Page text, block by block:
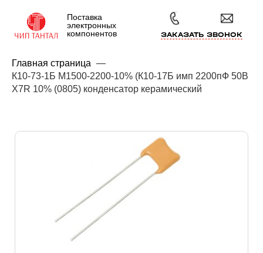
Поставка
электронных
компонентов
ЗАКАЗАТЬ ЗВОНОК
Главная страница —
К10-73-1Б М1500-2200-10% (К10-17Б имп 2200пФ 50В
X7R 10% (0805) конденсатор керамический